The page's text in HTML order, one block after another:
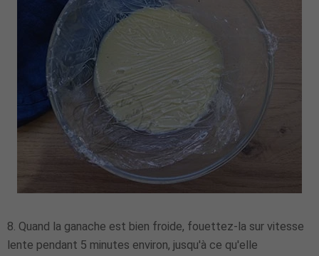
8. Quand la ganache est bien froide, fouettez-la sur vitesse
lente pendant 5 minutes environ, jusqu'à ce qu'elle